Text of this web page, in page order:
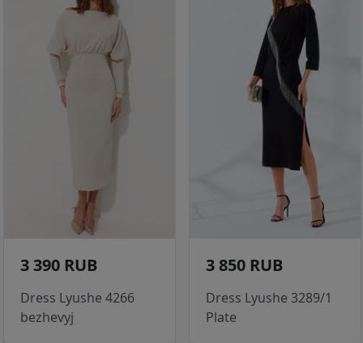
3 390 RUB
Dress Lyushe 4266
bezhevyj
3 850 RUB
Dress Lyushe 3289/1
Plate